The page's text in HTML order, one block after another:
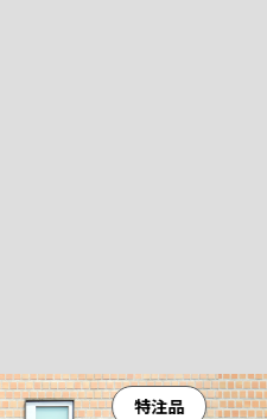
特注品